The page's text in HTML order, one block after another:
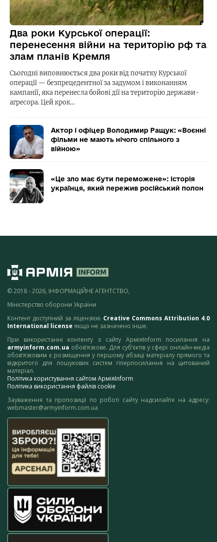
Два роки Курської операції:
перенесення війни на територію рф та
злам планів Кремля
Сьогодні виповнюється два роки від початку Курської
операції — безпрецедентної за задумом і виконанням
кампанії, яка перенесла бойові дії на територію держави-
агресора. Цей крок…
Актор і офіцер Володимир Ращук: «Воєнні
фільми не мають нічого спільного з
війною»
«Це зло має бути переможене»: історія
українця, який пережив російський полон
© 2018 - 2026, ІНФОРМАЦІЙНЕ АГЕНТСТВО,
Міністерство оборони України
Контент доступний за ліцензією Creative Commons Attribution 4.0
International license якщо не зазначено інше.
При використанні контенту з сайту АрміяInform посилання на
armyinform.com.ua обов’язкове. Для суб’єктів у сфері онлайн-медіа
обов’язковим є розміщення у першому абзаці матеріалу прямого та
відкритого для пошукових систем гіперпосилання на цитований
матеріал.
Політика користування сайтом АрміяInform
Політика використання файлів cookie
Зауваження та пропозиції по роботі сайту надсилайте на адресу:
webmaster@armyinform.com.ua